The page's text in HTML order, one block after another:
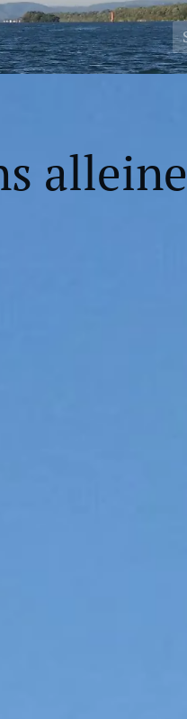
alleine